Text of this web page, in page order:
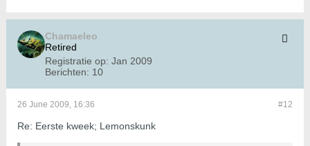
Chamaeleo
Retired
Registratie op: Jan 2009
Berichten: 10
#12
26 June 2009, 16:36
Re: Eerste kweek; Lemonskunk